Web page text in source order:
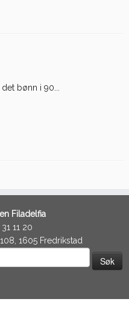
bønn i 90...
Filadelfia
11 20
1605 Fredrikstad